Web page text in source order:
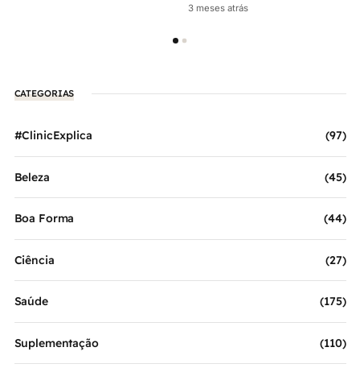
3 meses atrás
CATEGORIAS
#ClinicExplica (97)
Beleza (45)
Boa Forma (44)
Ciência (27)
Saúde (175)
Suplementação (110)